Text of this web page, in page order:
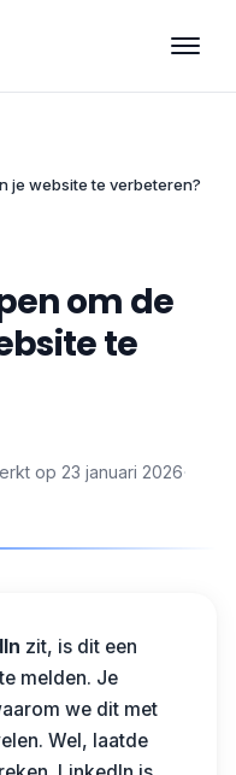
je website te verbeteren?
om de
te
op 23 januari 2026·
zit, is dit een
melden. Je
we dit met
Wel, laatde